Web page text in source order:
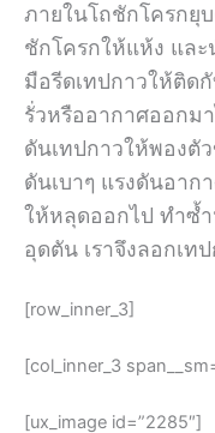
ภายในโถชักโครกยุ
ชักโครกให้แห้ง แล
มือรีดเทปกาวให้ติด
รั่วหรืออากาศออกม
ดันเทปกาวให้พองตั
ดันเบาๆ แรงดันอา
ให้หลุดออกไป ทำซ้
อุดตัน เราจึงลอกเท
[row_inner_3]
[col_inner_3
[ux_image id=”2285″]